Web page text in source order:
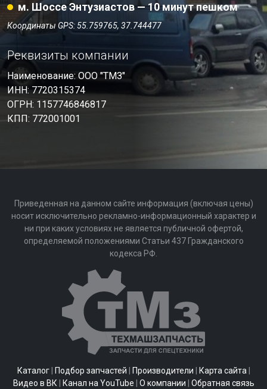
м. Шоссе Энтузиастов — 10 минут пешком
Координаты GPS: 55.759765, 37.744477
Реквизиты компании
Наименование: ООО "ТМЗ"
ИНН: 7720315374
ОГРН: 1157746846817
КПП: 772001001
Приведенная на данном сайте информация (включая цены)
носит исключительно рекламно-информационный характер и
ни при каких условиях не является публичной офертой,
определяемой положениями Статьи 437 Гражданского
кодекса РФ.
Каталог| Подбор запчастей Производители Карта сайта|
Видео в ВК| Канал на YouTube О компании Обратная связь